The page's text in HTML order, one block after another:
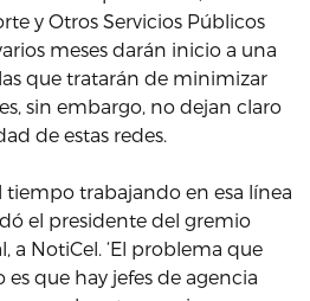
y Otros Servicios Públicos
meses darán inicio a una
que tratarán de minimizar
sin embargo, no dejan claro
de estas redes.
tiempo trabajando en esa línea
el presidente del gremio
a NotiCel. ‘El problema que
que hay jefes de agencia